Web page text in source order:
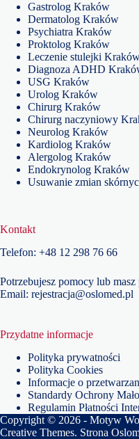
Gastrolog Kraków
Dermatolog Kraków
Psychiatra Kraków
Proktolog Kraków
Leczenie stulejki
Diagnoza ADHD
USG Kraków
Urolog Kraków
Chirurg Kraków
Chirurg naczyniowy
Neurolog Kraków
Kardiolog Kraków
Alergolog Kraków
Endokrynolog Kraków
Usuwanie zmian
Kontakt
Telefon: +48 12 298 76 66
Potrzebujesz pomocy lub masz
Email: rejestracja@oslomed.pl
Przydatne informacje
Polityka prywatności
Polityka Cookies
Informacje o
Standardy Ochrony
Regulamin Płatności
Copyright © 2026 - Motyw
Creative Themes. Strona